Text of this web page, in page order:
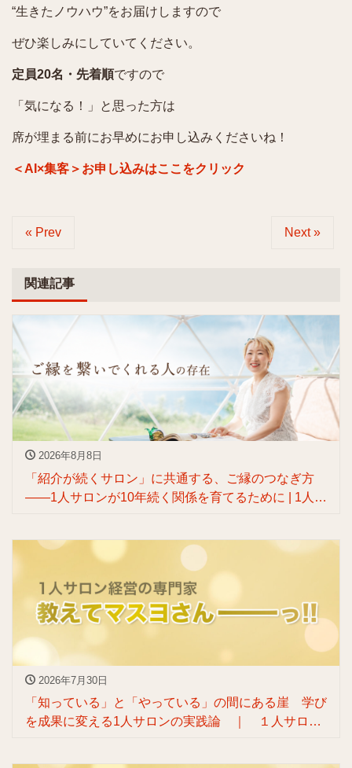
“生きたノウハウ”をお届けしますので
ぜひ楽しみにしていてください。
定員20名・先着順ですので
「気になる！」と思った方は
席が埋まる前にお早めにお申し込みくださいね！
＜AI×集客＞お申し込みはここをクリック
« Prev Next »
関連記事
2026年8月8日
「紹介が続くサロン」に共通する、ご縁のつなぎ方
——1人サロンが10年続く関係を育てるために | 1人サ
2026年7月30日
「知っている」と「やっている」の間にある崖 学び
を成果に変える1人サロンの実践論 ｜ １人サロン